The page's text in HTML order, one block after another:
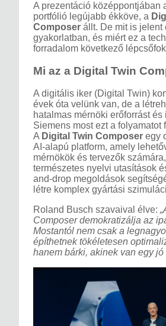
A prezentáció középpontjában
portfólió legújabb ékköve, a
Composer állt. De mit is jelent
gyakorlatban, és miért ez a
forradalom következő
Mi az a Digital Twin
A digitális iker (Digital Twin)
évek óta velünk van, de a
hatalmas mérnöki erőforrást és
Siemens most ezt a folyamatot
A Digital Twin Composer egy
AI-alapú platform, amely
mérnökök és tervezők
természetes nyelvi utasítások
and-drop megoldások
létre komplex gyártási
Roland Busch szavaival élve:
Composer demokratizálja az
Mostantól nem csak a
építhetnek tökéletesen
hanem bárki, akinek van egy jó